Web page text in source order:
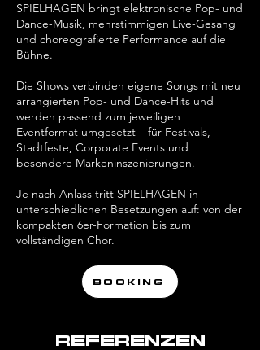
SPIELHAGEN bringt elektronische Pop- und
Dance-Musik, mehrstimmigen Live-Gesang
und choreografierte Performance auf die
Bühne.
Die Shows verbinden eigene Songs mit neu
arrangierten Pop- und Dance-Hits und
werden passend zum jeweiligen
Eventformat umgesetzt – für Festivals,
Stadtfeste, Corporate Events und
besondere Markeninszenierungen.
Je nach Anlass tritt SPIELHAGEN in
unterschiedlichen Besetzungen auf: von der
kompakten 6er-Formation bis zum
vollständigen Chor.
BOOKING
REFERENZEN